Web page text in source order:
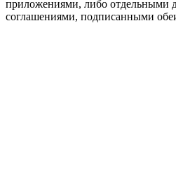
приложениями, либо отдельными
соглашениями, подписанными